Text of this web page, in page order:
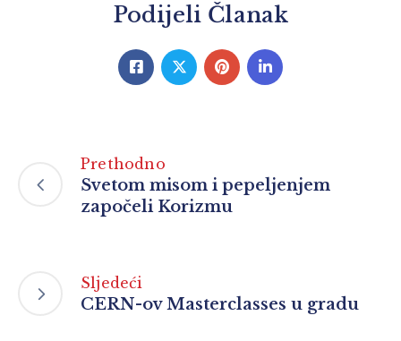
Podijeli Članak
Prethodno
Svetom misom i pepeljenjem
započeli Korizmu
Sljedeći
CERN-ov Masterclasses u gradu